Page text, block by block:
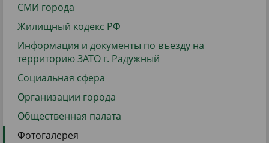
СМИ города
Жилищный кодекс РФ
Информация и документы по въезду на
территорию ЗАТО г. Радужный
Социальная сфера
Организации города
Общественная палата
Фотогалерея